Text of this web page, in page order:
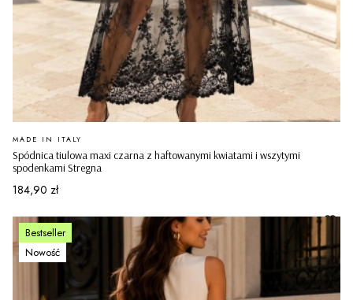
Spódnica tiulowa maxi czarna z haftowanymi kwiatami i wszytymi
spodenkami Stregna
PRODUCENT
MADE IN ITALY
Cena
184,90 zł
Bestseller
Nowość